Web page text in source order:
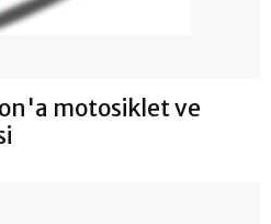
motosiklet ve